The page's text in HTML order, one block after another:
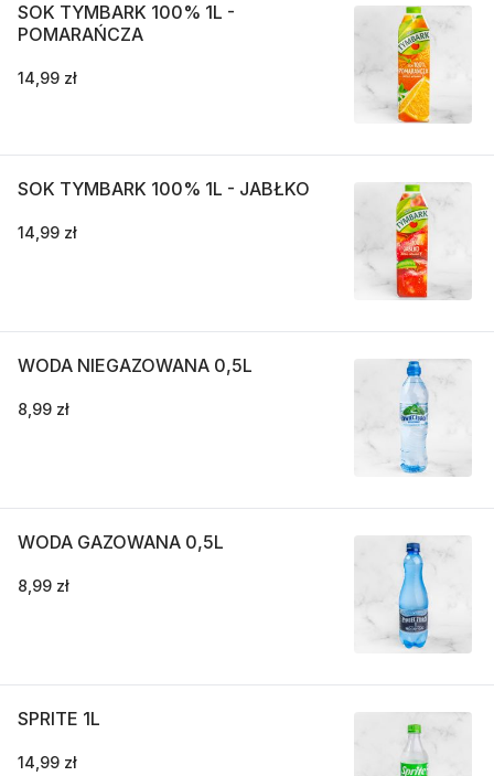
SOK TYMBARK 100% 1L -
POMARAŃCZA
14,99 zł
SOK TYMBARK 100% 1L - JABŁKO
14,99 zł
WODA NIEGAZOWANA 0,5L
8,99 zł
WODA GAZOWANA 0,5L
8,99 zł
SPRITE 1L
14,99 zł